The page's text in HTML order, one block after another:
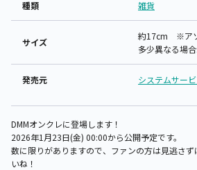
種類 雑貨
サイズ
約17cm ※ア
多少異なる場合
発売元 システムサー
DMMオンクレに登場します！
2026年1月23日(金) 00:00から公開予定です。
数に限りがありますので、ファンの方は見逃さ
いね！